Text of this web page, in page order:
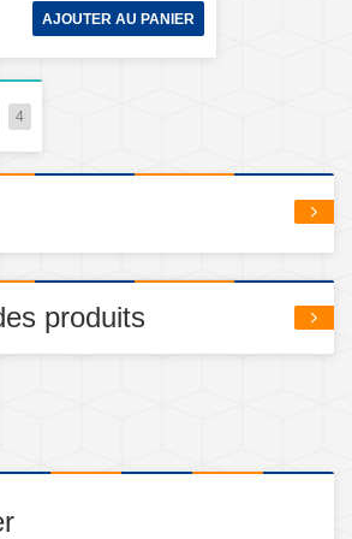
AJOUTER AU PANIER
4
produits